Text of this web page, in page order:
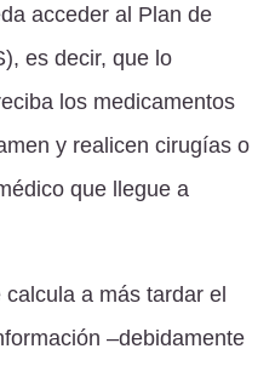
acceder al Plan de
es decir, que lo
los medicamentos
y realicen cirugías o
que llegue a
a más tardar el
–debidamente